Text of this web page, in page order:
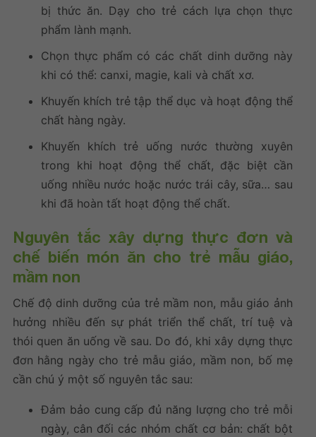
bị thức ăn. Dạy cho trẻ cách lựa chọn thực
phẩm lành mạnh.
Chọn thực phẩm có các chất dinh dưỡng này
khi có thể: canxi, magie, kali và chất xơ.
Khuyến khích trẻ tập thể dục và hoạt động thể
chất hàng ngày.
Khuyến khích trẻ uống nước thường xuyên
trong khi hoạt động thể chất, đặc biệt cần
uống nhiều nước hoặc nước trái cây, sữa… sau
khi đã hoàn tất hoạt động thể chất.
Nguyên tắc xây dựng thực đơn và
chế biến món ăn cho trẻ mẫu giáo,
mầm non
Chế độ dinh dưỡng của trẻ mầm non, mẫu giáo ảnh
hưởng nhiều đến sự phát triển thể chất, trí tuệ và
thói quen ăn uống về sau. Do đó, khi xây dựng thực
đơn hằng ngày cho trẻ mẫu giáo, mầm non, bố mẹ
cần chú ý một số nguyên tắc sau:
Đảm bảo cung cấp đủ năng lượng cho trẻ mỗi
ngày, cân đối các nhóm chất cơ bản: chất bột